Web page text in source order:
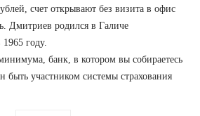
счет открывают без визита в офис
Дмитриев родился в Галиче
году.
банк, в котором вы собираетесь
быть участником системы страхования